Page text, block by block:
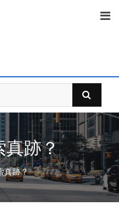
真跡？
真跡？